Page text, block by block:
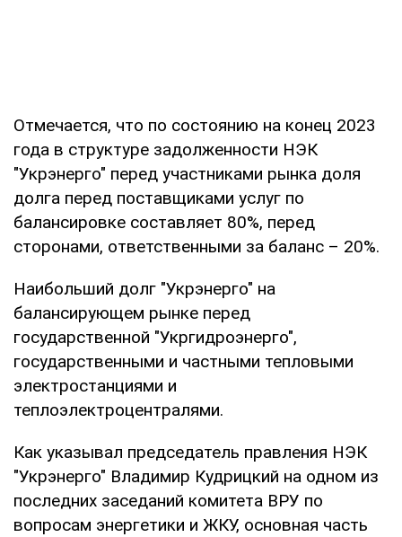
Отмечается, что по состоянию на конец 2023
года в структуре задолженности НЭК
"Укрэнерго" перед участниками рынка доля
долга перед поставщиками услуг по
балансировке составляет 80%, перед
сторонами, ответственными за баланс – 20%.
Наибольший долг "Укрэнерго" на
балансирующем рынке перед
государственной "Укргидроэнерго",
государственными и частными тепловыми
электростанциями и
теплоэлектроцентралями.
Как указывал председатель правления НЭК
"Укрэнерго" Владимир Кудрицкий на одном из
последних заседаний комитета ВРУ по
вопросам энергетики и ЖКУ, основная часть